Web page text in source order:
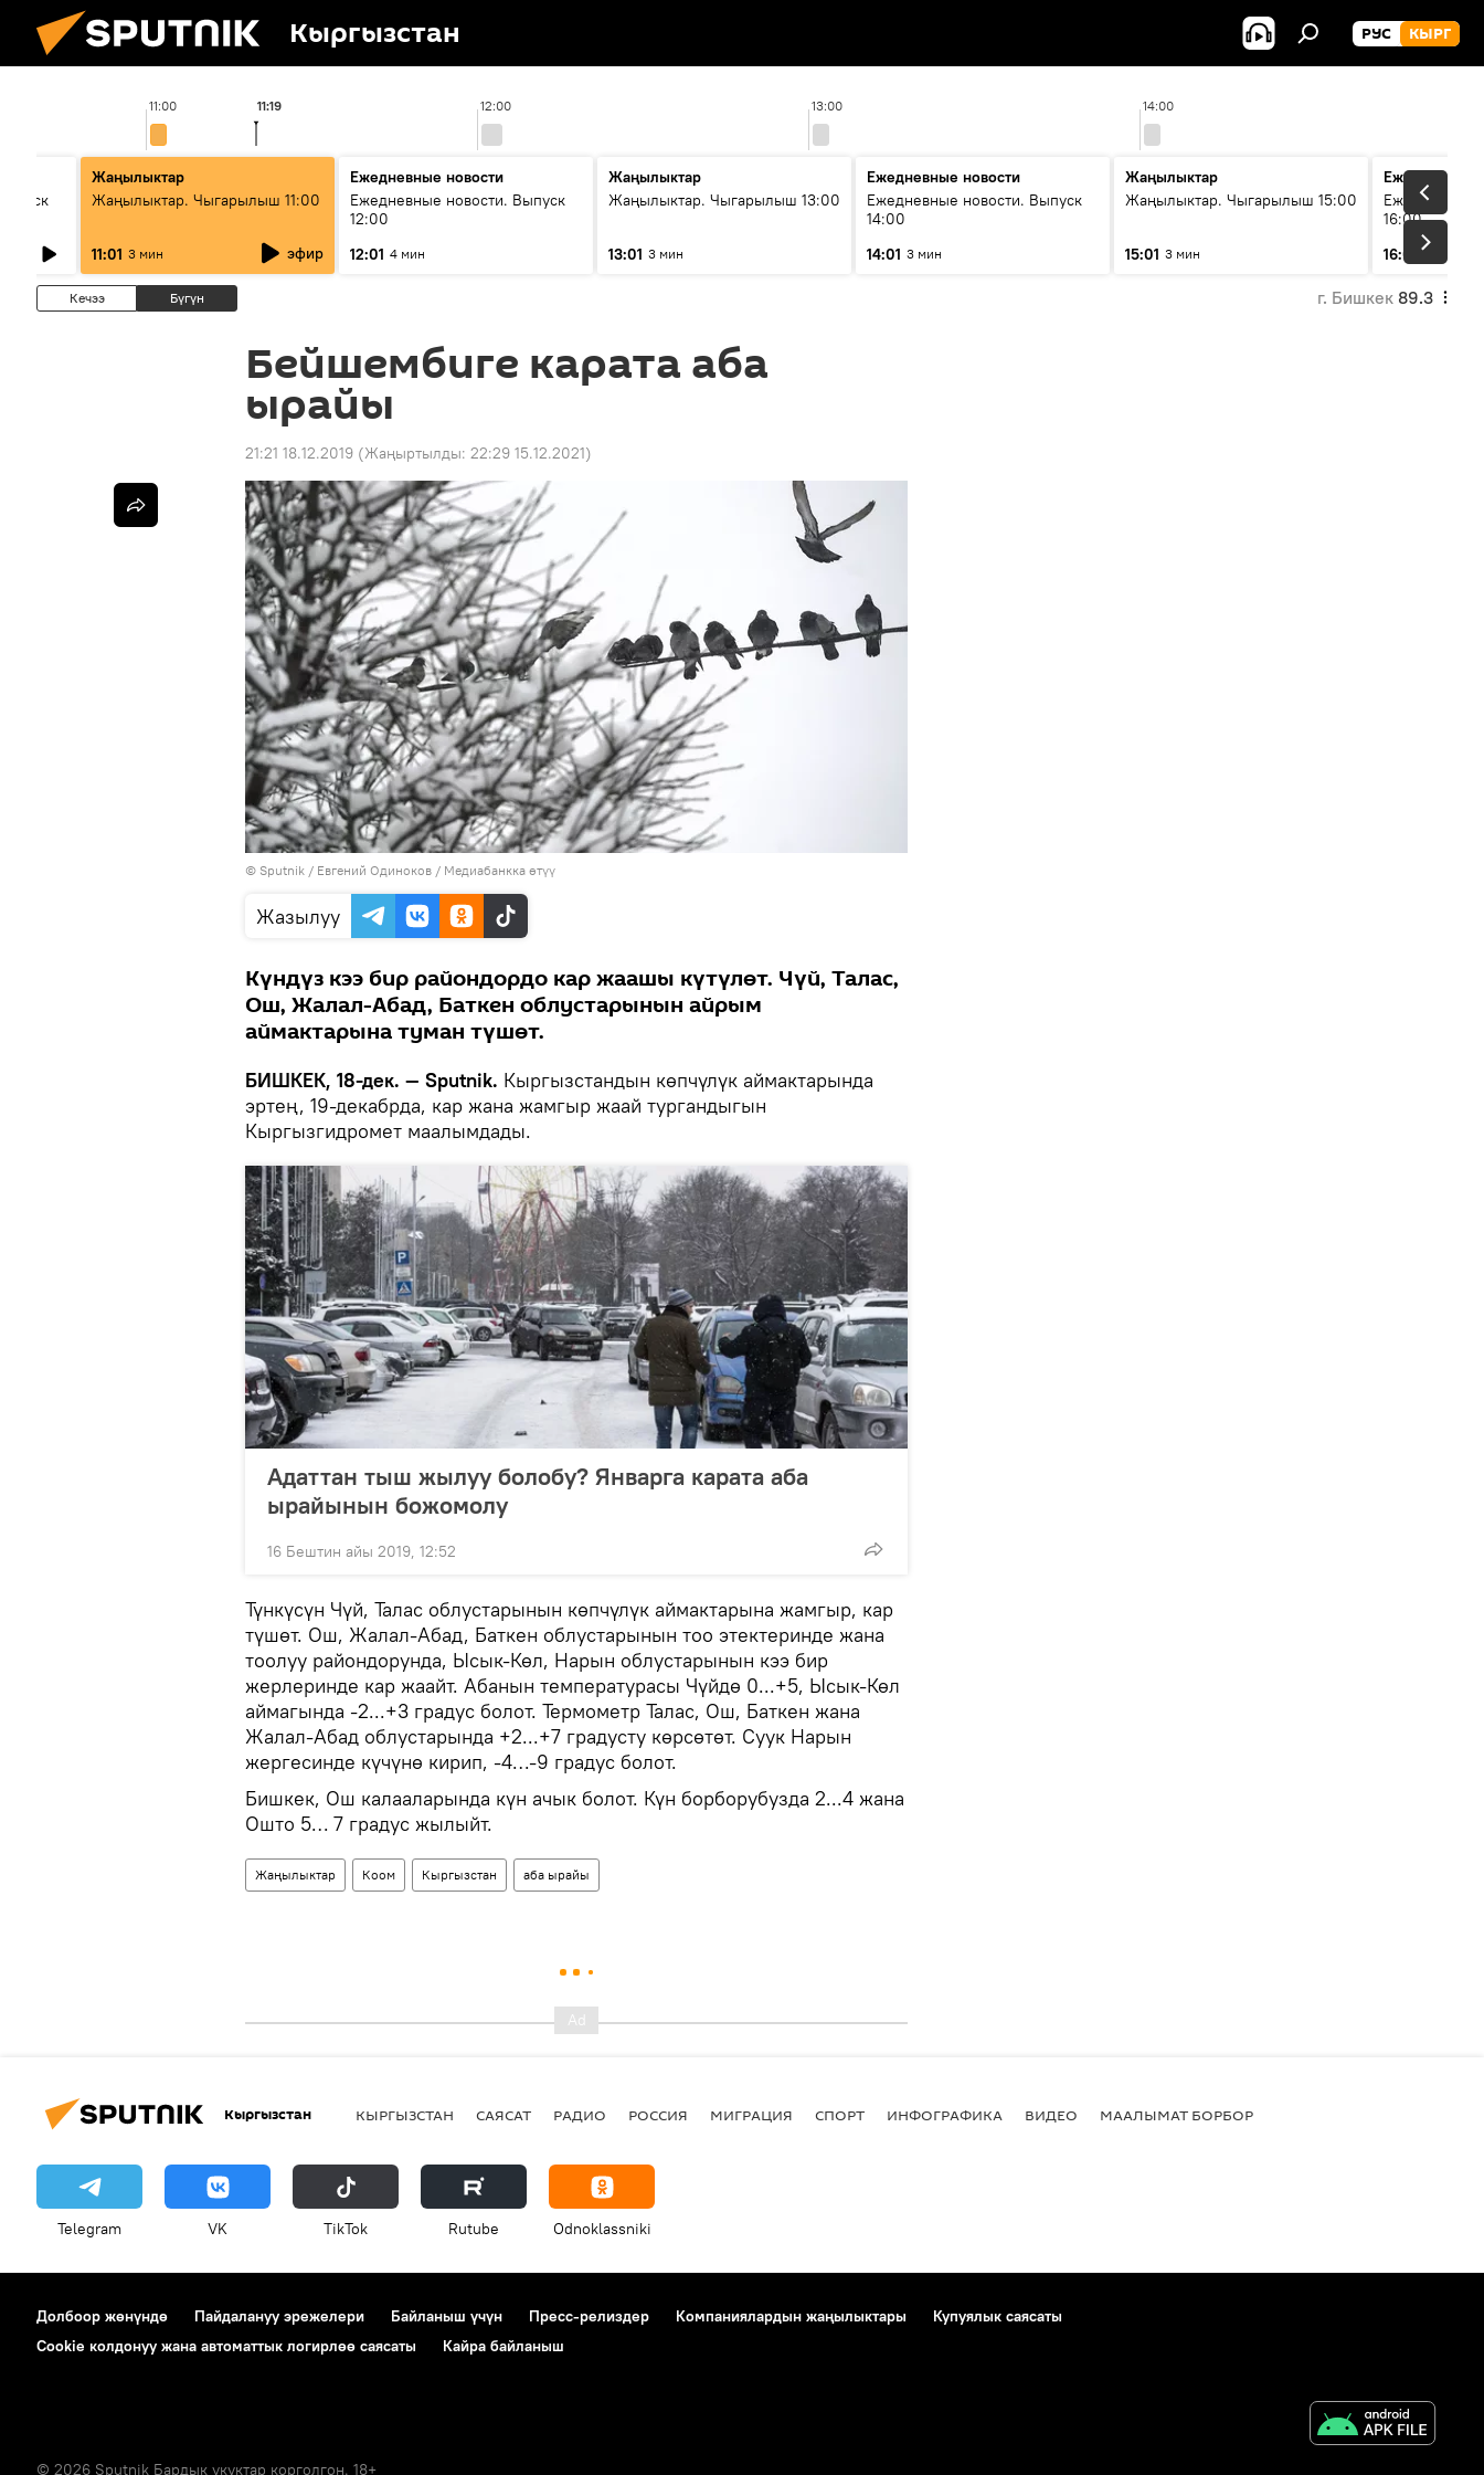
Кыргызстан РУС КЫРГ
11:00 12:00 13:00 14:00
11:19
Жаңылыктар
Жаңылыктар. Чыгарылыш 11:00
11:01 3 мин эфир
Ежедневные новости
Ежедневные новости. Выпуск
12:00
12:01 4 мин
Жаңылыктар
Жаңылыктар. Чыгарылыш 13:00
13:01 3 мин
Ежедневные новости
Ежедневные новости. Выпуск
14:00
14:01 3 мин
Жаңылыктар
Жаңылыктар. Чыгарылыш 15:00
15:01 3 мин
Ежедневные
Ежедневные
16:00
16:01
3 мин
Кечээ Бүгүн г. Бишкек 89.3
Бейшембиге карата аба
ырайы
21:21 18.12.2019 (Жаңыртылды: 22:29 15.12.2021)
© Sputnik / Евгений Одиноков / Медиабанкка өтүү
Жазылуу
Күндүз кээ бир райондордо кар жаашы күтүлөт. Чүй, Талас,
Ош, Жалал-Абад, Баткен облустарынын айрым
аймактарына туман түшөт.
БИШКЕК, 18-дек. — Sputnik. Кыргызстандын көпчүлүк аймактарында
эртең, 19-декабрда, кар жана жамгыр жаай тургандыгын
Кыргызгидромет маалымдады.
Адаттан тыш жылуу болобу? Январга карата аба
ырайынын божомолу
16 Бештин айы 2019, 12:52
Түнкүсүн Чүй, Талас облустарынын көпчүлүк аймактарына жамгыр, кар
түшөт. Ош, Жалал-Абад, Баткен облустарынын тоо этектеринде жана
тоолуу райондорунда, Ысык-Көл, Нарын облустарынын кээ бир
жерлеринде кар жаайт. Абанын температурасы Чүйдө 0...+5, Ысык-Көл
аймагында -2...+3 градус болот. Термометр Талас, Ош, Баткен жана
Жалал-Абад облустарында +2...+7 градусту көрсөтөт. Суук Нарын
жергесинде күчүнө кирип, -4…-9 градус болот.
Бишкек, Ош калааларында күн ачык болот. Күн борборубузда 2...4 жана
Ошто 5… 7 градус жылыйт.
Жаңылыктар Коом Кыргызстан аба ырайы
Кыргызстан КЫРГЫЗСТАН САЯСАТ РАДИО РОССИЯ МИГРАЦИЯ СПОРТ ИНФОГРАФИКА ВИДЕО МААЛЫМАТ БОРБОР
Telegram VK ТikТоk Rutube Odnoklassniki
Долбоор жөнүндө Пайдалануу эрежелери Байланыш үчүн Пресс-релиздер Компаниялардын жаңылыктары
Купуялык саясаты
Cookie колдонуу жана автоматтык логирлөө саясаты
Кайра байланыш
© 2026 Sputnik Бардык укуктар корголгон. 18+